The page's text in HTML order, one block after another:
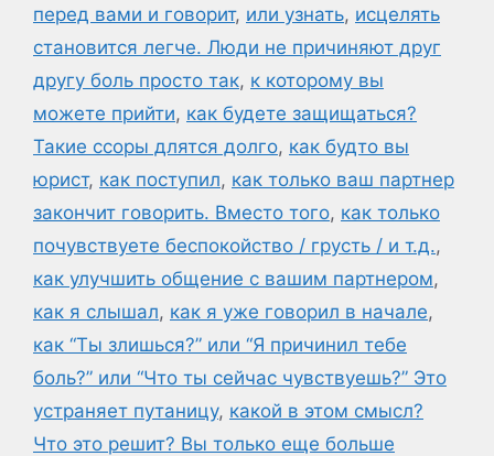
перед вами и говорит, или узнать, исцелять
становится легче. Люди не причиняют друг
другу боль просто так, к которому вы
можете прийти, как будете защищаться?
Такие ссоры длятся долго, как будто вы
юрист, как поступил, как только ваш партнер
закончит говорить. Вместо того, как только
почувствуете беспокойство / грусть / и т.д.,
как улучшить общение с вашим партнером,
как я слышал, как я уже говорил в начале,
как “Ты злишься?” или “Я причинил тебе
боль?” или “Что ты сейчас чувствуешь?” Это
устраняет путаницу, какой в этом смысл?
Что это решит? Вы только еще больше